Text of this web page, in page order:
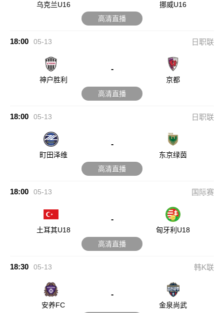
乌克兰U16
挪威U16
高清直播
18:00 05-13 日职联
神户胜利
-
京都
高清直播
18:00 05-13 日职联
町田泽维
-
东京绿茵
高清直播
18:00 05-13 国际赛
土耳其U18
-
匈牙利U18
高清直播
18:30 05-13 韩K联
安养FC
-
金泉尚武